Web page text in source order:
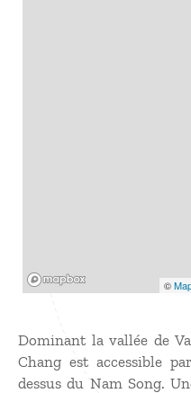
©
Dominant la vallée de
Chang est accessible
dessus du Nam Song.